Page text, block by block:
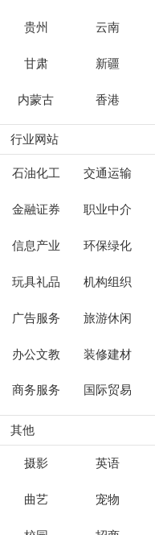
贵州 云南
甘肃 新疆
内蒙古 香港
行业网站
石油化工 交通运输
金融证券 职业中介
信息产业 环保绿化
玩具礼品 机构组织
广告服务 旅游休闲
办公文教 装修建材
商务服务 国际贸易
其他
摄影 英语
曲艺 宠物